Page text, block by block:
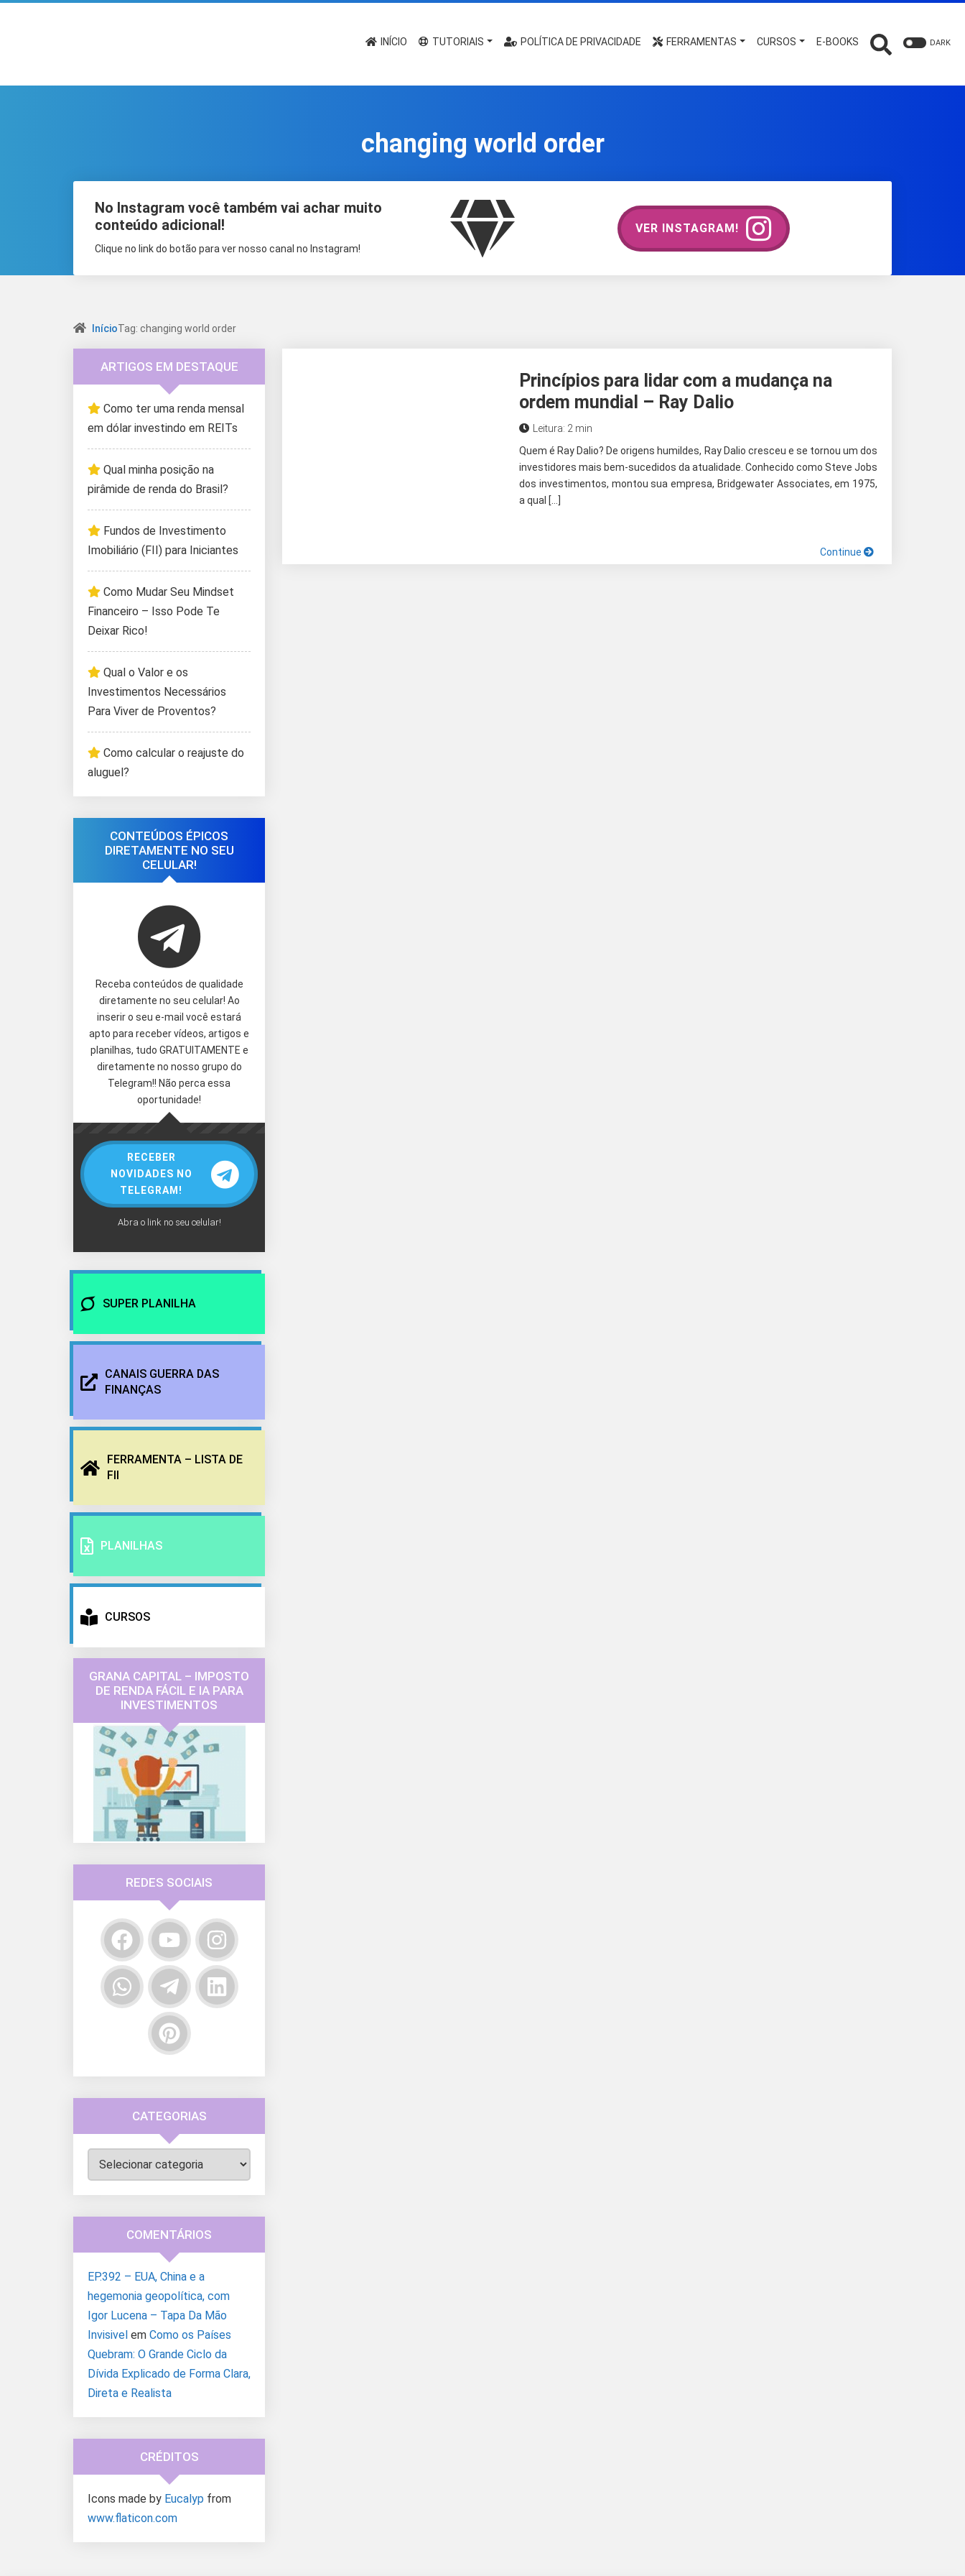
INÍCIO TUTORIAIS POLÍTICA DE PRIVACIDADE FERRAMENTAS CURSOS E-BOOKS DARK
changing world order
No Instagram você também vai achar muito
conteúdo adicional!
Clique no link do botão para ver nosso canal no Instagram!
VER INSTAGRAM!
InícioTag: changing world order
Princípios para lidar com a mudança na
ordem mundial – Ray Dalio
Leitura: 2 min
Quem é Ray Dalio? De origens humildes, Ray Dalio cresceu e se tornou um dos
investidores mais bem-sucedidos da atualidade. Conhecido como Steve Jobs
dos investimentos, montou sua empresa, Bridgewater Associates, em 1975,
a qual […]
Continue
ARTIGOS EM DESTAQUE
Como ter uma renda mensal
em dólar investindo em REITs
Qual minha posição na
pirâmide de renda do Brasil?
Fundos de Investimento
Imobiliário (FII) para Iniciantes
Como Mudar Seu Mindset
Financeiro – Isso Pode Te
Deixar Rico!
Qual o Valor e os
Investimentos Necessários
Para Viver de Proventos?
Como calcular o reajuste do
aluguel?
CONTEÚDOS ÉPICOS
DIRETAMENTE NO SEU
CELULAR!
Receba conteúdos de qualidade
diretamente no seu celular! Ao
inserir o seu e-mail você estará
apto para receber vídeos, artigos e
planilhas, tudo GRATUITAMENTE e
diretamente no nosso grupo do
Telegram!! Não perca essa
oportunidade!
RECEBER
NOVIDADES NO
TELEGRAM!
Abra o link no seu celular!
SUPER PLANILHA
CANAIS GUERRA DAS
FINANÇAS
FERRAMENTA – LISTA DE
FII
PLANILHAS
CURSOS
GRANA CAPITAL – IMPOSTO
DE RENDA FÁCIL E IA PARA
INVESTIMENTOS
REDES SOCIAIS
CATEGORIAS
Categorias
COMENTÁRIOS
EP.392 – EUA, China e a
hegemonia geopolítica, com
Igor Lucena – Tapa Da Mão
Invisivel em Como os Países
Quebram: O Grande Ciclo da
Dívida Explicado de Forma Clara,
Direta e Realista
CRÉDITOS
Icons made by Eucalyp from
www.flaticon.com